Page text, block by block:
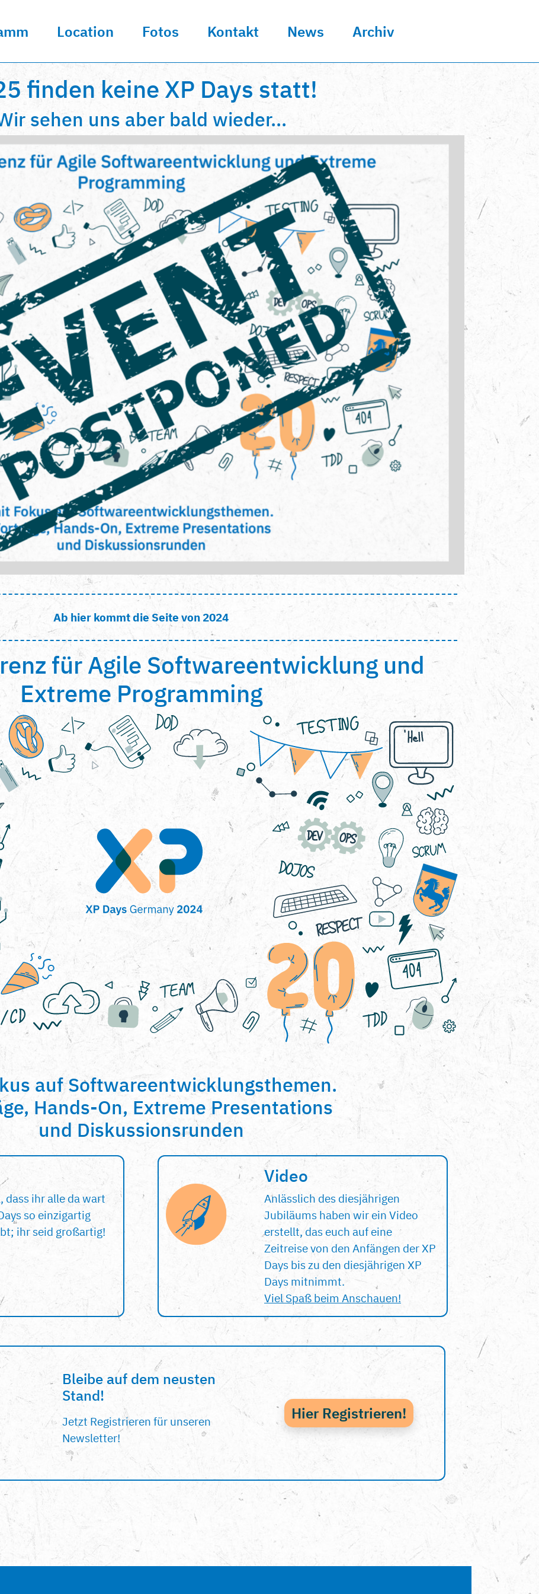
Location Fotos Kontakt News Archiv
finden keine XP Days statt!
sehen uns aber bald wieder...
Ab hier kommt die Seite von 2024
für Agile Softwareentwicklung und
Extreme Programming
auf Softwareentwicklungsthemen.
Hands-On, Extreme Presentations
und Diskussionsrunden
dass ihr alle da wart
so einzigartig
ihr seid großartig!
Video
Anlässlich des diesjährigen
Jubiläums haben wir ein Video
erstellt, das euch auf eine
Zeitreise von den Anfängen der XP
Days bis zu den diesjährigen XP
Days mitnimmt.
Viel Spaß beim Anschauen!
Bleibe auf dem neusten
Stand!
Jetzt Registrieren für unseren
Newsletter!
Hier Registrieren!